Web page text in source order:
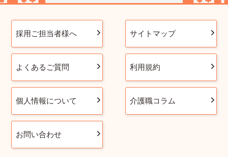
採用ご担当者様へ サイトマップ
よくあるご質問 利用規約
個人情報について 介護職コラム
お問い合わせ